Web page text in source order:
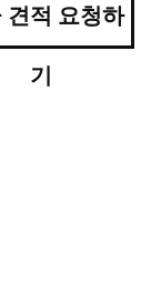
견적 요청하
기